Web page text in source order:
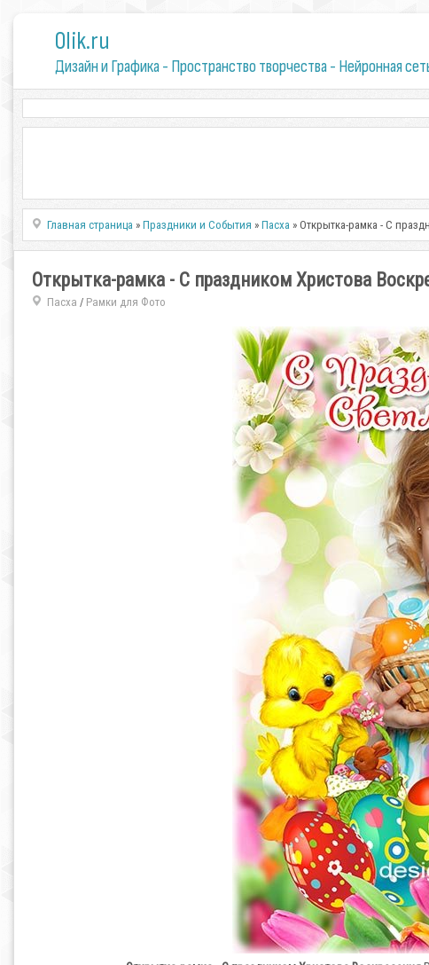
0lik.ru
Дизайн и Графика - Пространство творчества - Нейронная
Главная страница »Праздники и События »Пасха » Открытка-рамка - С
Открытка-рамка - С праздником Христова
Пасха / Рамки для Фото